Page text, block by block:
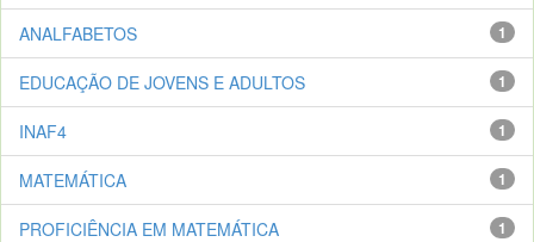
1
ANALFABETOS
1
EDUCAÇÃO DE JOVENS E ADULTOS
1
INAF4
1
MATEMÁTICA
1
PROFICIÊNCIA EM MATEMÁTICA